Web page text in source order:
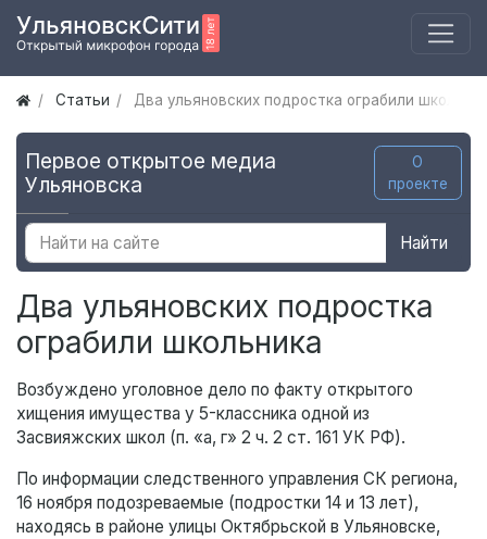
Статьи Два ульяновских подростка ограбили
Первое открытое медиа
Ульяновска
О
проекте
Найти
Два ульяновских подростка
ограбили школьника
Возбуждено уголовное дело по факту открытого
хищения имущества у 5-классника одной из
Засвияжских школ (п. «а, г» 2 ч. 2 ст. 161 УК РФ).
По информации следственного управления СК региона,
16 ноября подозреваемые (подростки 14 и 13 лет),
находясь в районе улицы Октябрьской в Ульяновске,